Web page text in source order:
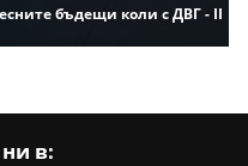
бъдещи коли с ДВГ - II
в: